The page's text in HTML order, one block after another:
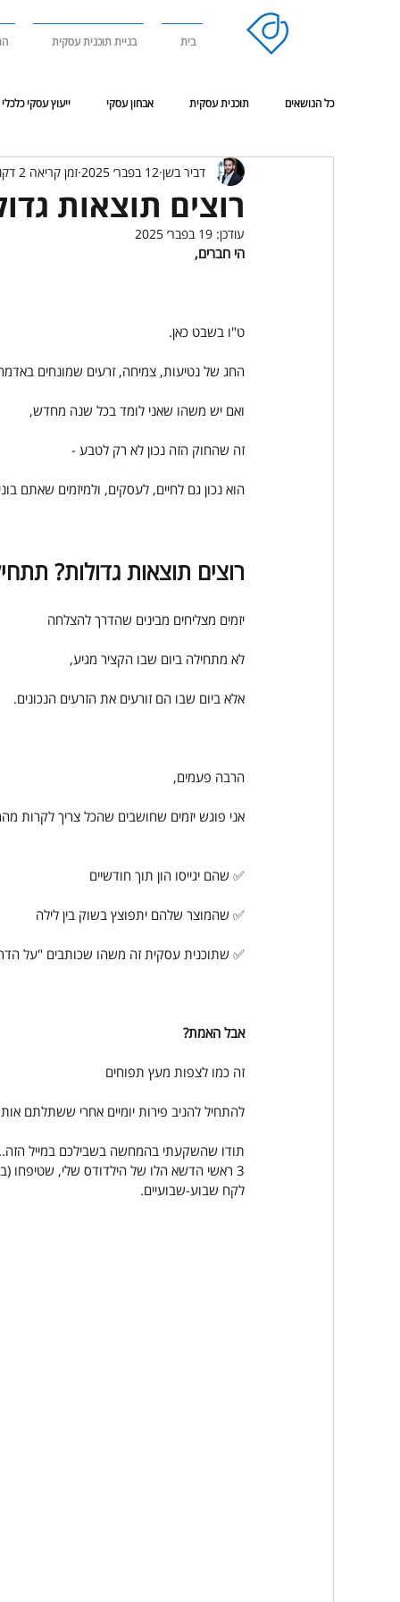
בית בניית תוכנית עסקית
כל הנושאים תוכנית עסקית אבחון עסקי ייעוץ עסקי כלכלי
אימון מנטאלי ניהול עסק בסביבת משבר או מלחמה
רוצים תוצאות
דביר בשן 12 בפבר׳ 2025 זמן קריאה 2 דקות
עודכן: 19 בפבר׳ 2025
הי חברים,
ט"ו בשבט כאן.
החג של נטיעות, צמיחה, זרעים שמונחים
ואם יש משהו שאני לומד בכל שנה מחדש,
זה שהחוק הזה נכון לא רק לטבע -
הוא נכון גם לחיים, לעסקים, ולמיזמים שאתם
רוצים תוצאות גדולות?
יזמים מצליחים מבינים שהדרך להצלחה
לא מתחילה ביום שבו הקציר מגיע,
אלא ביום שבו הם זורעים את הזרעים הנכונים.
הרבה פעמים,
אני פוגש יזמים שחושבים שהכל צריך לקרות
✅ שהם יגייסו הון תוך חודשיים
✅ שהמוצר שלהם יתפוצץ בשוק בין לילה
✅ שתוכנית עסקית זה משהו שכותבים "על
אבל האמת?
זה כמו לצפות מעץ תפוחים
להתחיל להניב פירות יומיים אחרי ששתלתם
תודו שהשקעתי בהמחשה בשבילכם במייל
3 ראשי הדשא הלו של הילדודס שלי, שטיפחו
לקח שבוע-שבועיים.